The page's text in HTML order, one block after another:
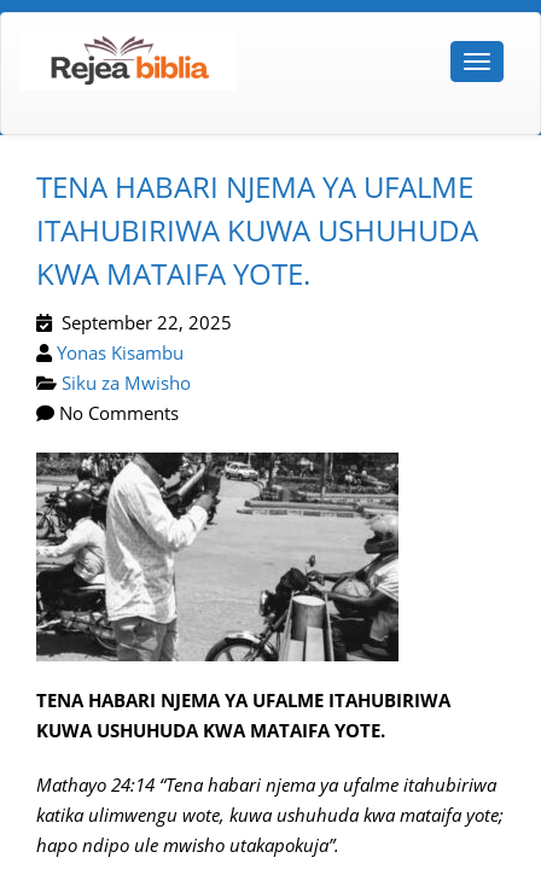
TENA HABARI NJEMA YA UFALME
ITAHUBIRIWA KUWA USHUHUDA
KWA MATAIFA YOTE.
September 22, 2025
Yonas Kisambu
Siku za Mwisho
No Comments
TENA HABARI NJEMA YA UFALME ITAHUBIRIWA
KUWA USHUHUDA KWA MATAIFA YOTE.
Mathayo 24:14 “Tena habari njema ya ufalme itahubiriwa
katika ulimwengu wote, kuwa ushuhuda kwa mataifa yote;
hapo ndipo ule mwisho utakapokuja”.